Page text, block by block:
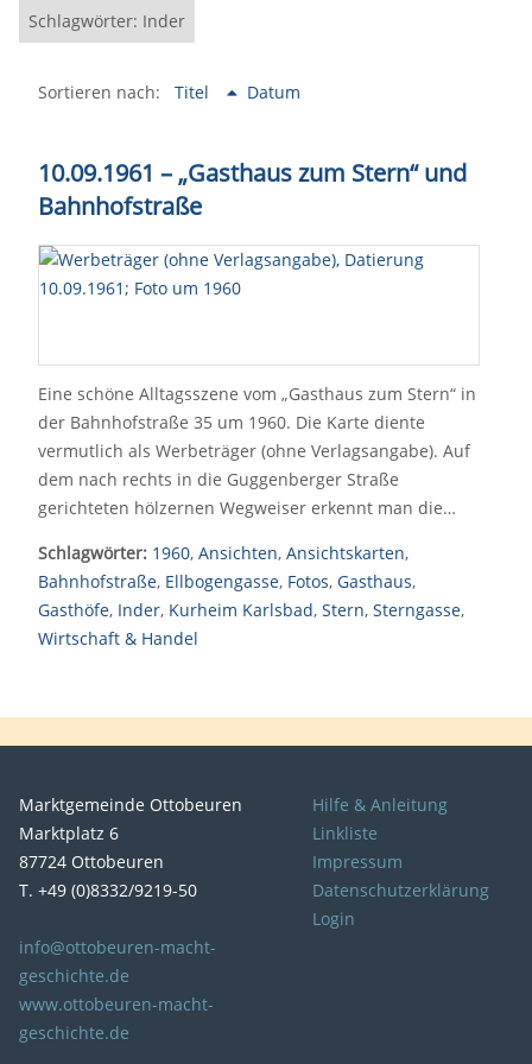
Schlagwörter: Inder
Sortieren nach: Titel Datum
10.09.1961 – „Gasthaus zum Stern“ und
Bahnhofstraße
Eine schöne Alltagsszene vom „Gasthaus zum Stern“ in
der Bahnhofstraße 35 um 1960. Die Karte diente
vermutlich als Werbeträger (ohne Verlagsangabe). Auf
dem nach rechts in die Guggenberger Straße
gerichteten hölzernen Wegweiser erkennt man die…
Schlagwörter: 1960, Ansichten, Ansichtskarten,
Bahnhofstraße, Ellbogengasse, Fotos, Gasthaus,
Gasthöfe, Inder, Kurheim Karlsbad, Stern, Sterngasse,
Wirtschaft & Handel
Marktgemeinde Ottobeuren
Marktplatz 6
87724 Ottobeuren
T. +49 (0)8332/9219-50
info@ottobeuren-macht-
geschichte.de
www.ottobeuren-macht-
geschichte.de
Hilfe & Anleitung
Linkliste
Impressum
Datenschutzerklärung
Login